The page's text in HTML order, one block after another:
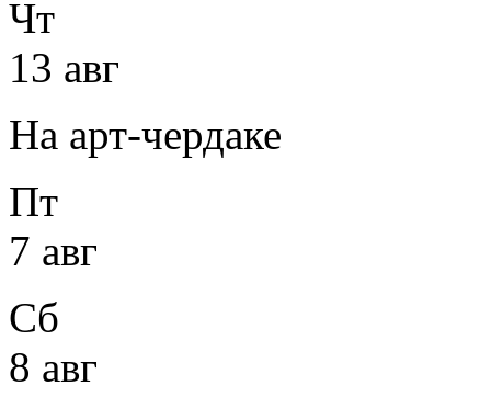
Чт
13 авг
На арт-чердаке
Пт
7 авг
Сб
8 авг